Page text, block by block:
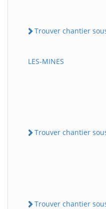
Trouver chantier
LES-MINES
Trouver chantier
Trouver chantier